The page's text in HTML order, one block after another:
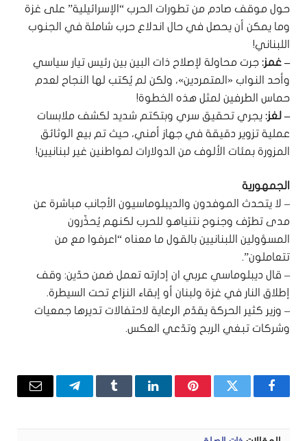
حول موقف صادم من تطورات الحرب “الإسرائيلية” على غزة
وما يمكن أن يحصل في حال اندلاع حرب شاملة في الجنوب
اللبناني!
– غمز: جرت محاولة لإصلاح ذات البين بين رئيس تيار سياسي
وأحد النواب «المتمردين»، ولكن لم يُكتب لها النجاح لعدم
حماس الطرفين لمثل هذه الخطوة!
– لغز: يجري تحقيق سري وبتكتم شديد لكشف ملابسات
عملية تزوير دقيقة في جهاز أمني، حيث تم بيع الوثائق
المزورة بمئات الألوف من الدولارات لمواطنين غير لبنانيين!
الجمهورية
– لا يتحدث الموفدون والديبلوماسيون الأجانب مباشرة عن
مدى تطرّف وجنوح نتنياهو للحرب لكنهم يُحذّرون
المسؤولين اللبنانيين بالقول ما معناه “اعرفوا مع من
تتعاملون”.
– قال ديبلوماسي عربي ان إدارته تعمل ضمن حدّين: وقف
إطلاق النار في غزة ولبنان أو إبقاء النزاع تحت السيطرة.
– وزير كثير الحركة يقدّم الرعاية لاحتفالات تديرها جمعيات
وشركات تبغي الربح وتدّعي العكس.
فيسبوكتويتر بينتيريستلينكدإنTumblrتيلقرامالبريد